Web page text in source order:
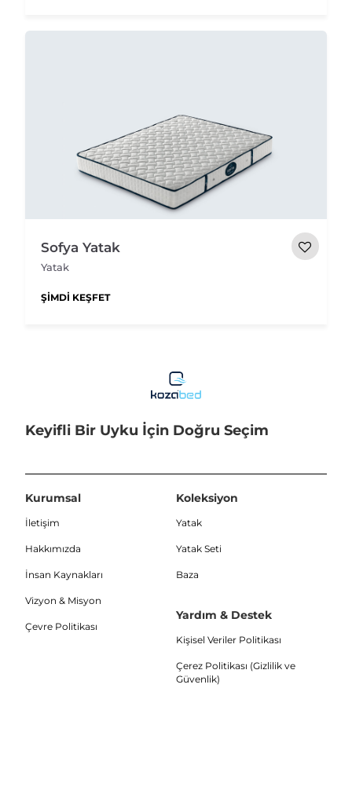
Sofya Yatak
Yatak
ŞIMDI KEŞFET
Keyifli Bir Uyku İçin Doğru Seçim
Kurumsal
İletişim
Hakkımızda
İnsan Kaynakları
Vizyon & Misyon
Çevre Politikası
Koleksiyon
Yatak
Yatak Seti
Baza
Yardım & Destek
Kişisel Veriler Politikası
Çerez Politikası (Gizlilik ve
Güvenlik)